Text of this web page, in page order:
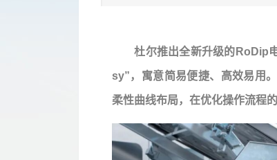
杜尔推出全新升级的RoDip
sy”，寓意简易便捷、高效易用
柔性曲线布局，在优化操作流程